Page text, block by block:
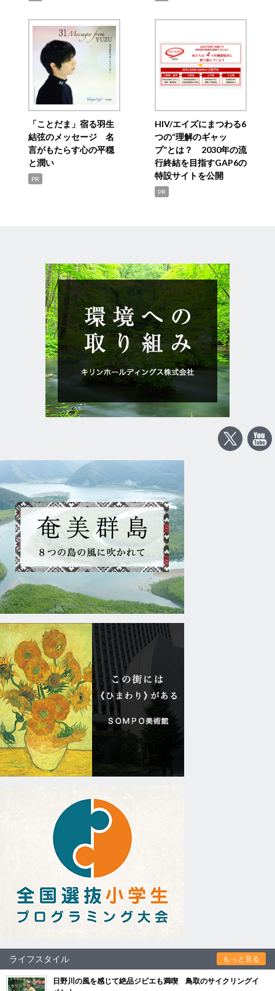
「ことだま」宿る羽生
結弦のメッセージ 名
言がもたらす心の平穏
と潤い
PR
HIV/エイズにまつわる6
つの“理解のギャッ
プ”とは？ 2030年の流
行終結を目指すGAP6の
特設サイトを公開
PR
ライフスタイル もっと見る
日野川の風を感じて絶品ジビエも満喫 鳥取のサイクリングイ